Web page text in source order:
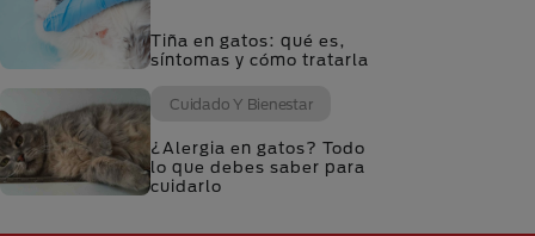
Tiña en gatos: qué es,
síntomas y cómo tratarla
Cuidado Y Bienestar
¿Alergia en gatos? Todo
lo que debes saber para
cuidarlo